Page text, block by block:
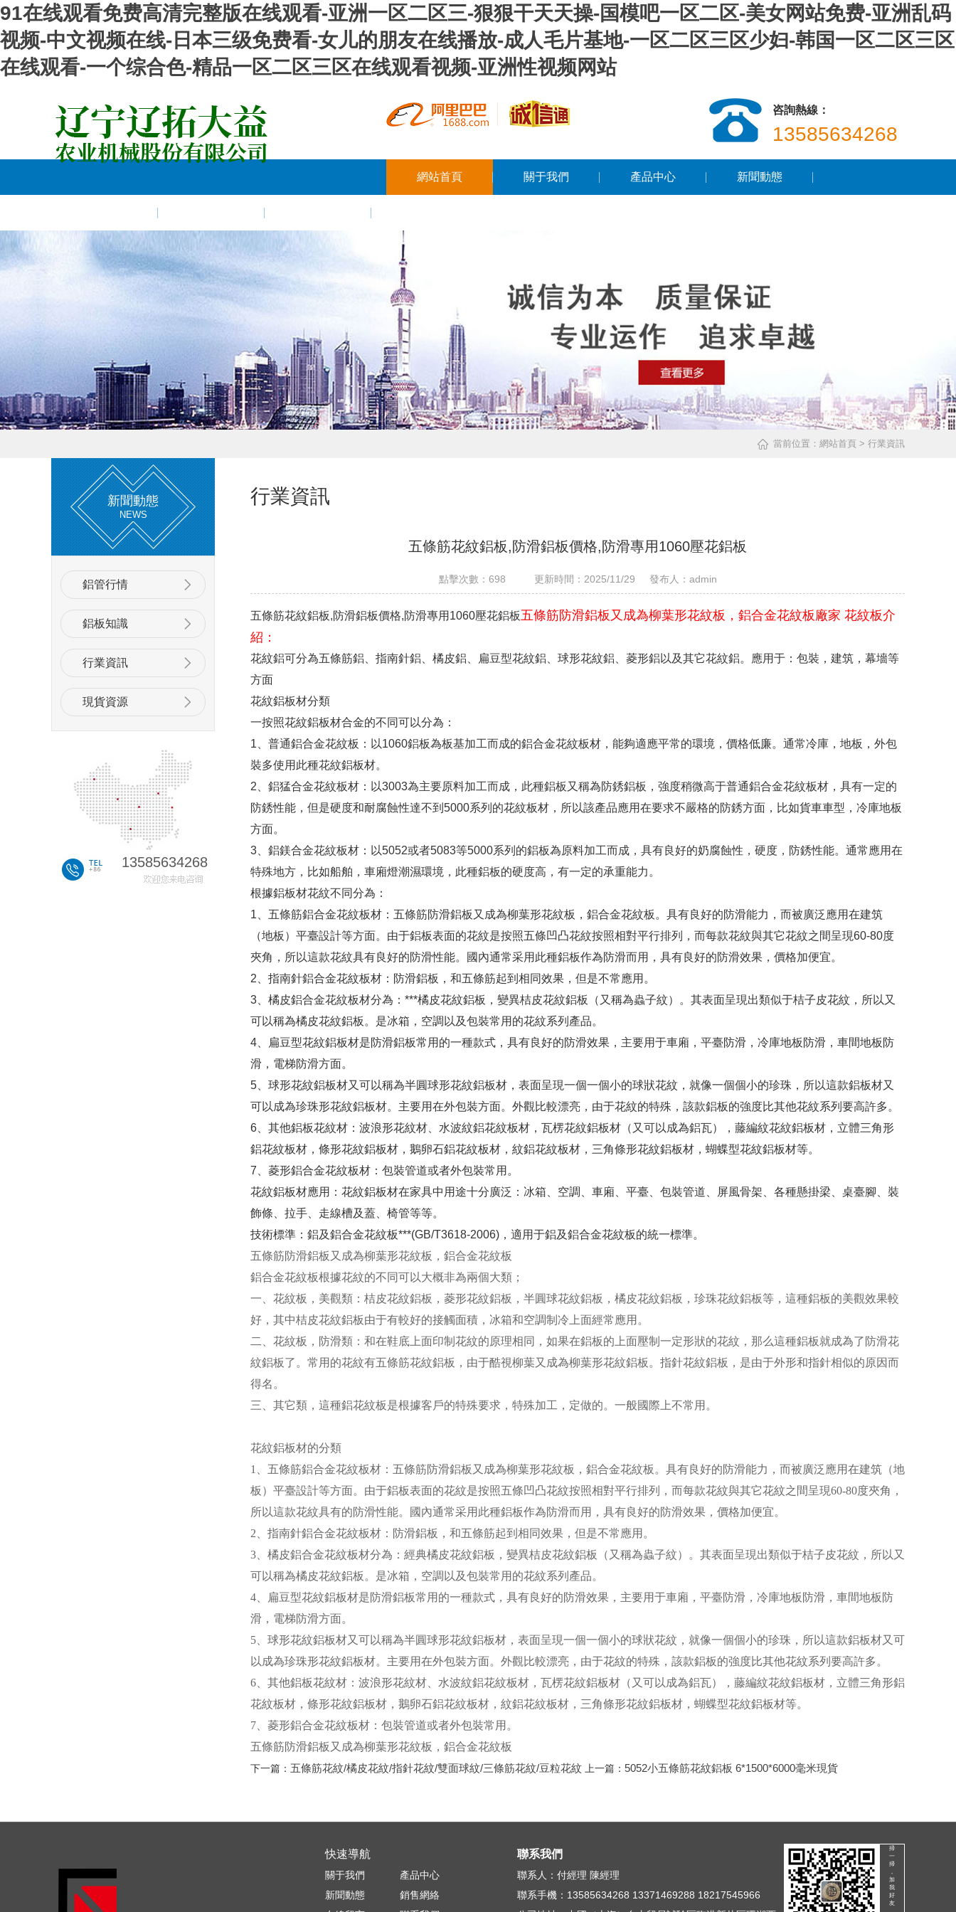
91在线观看免费高清完整版在线观看-亚洲一区二区三-狠狠干天天操-国模吧一区二区-美女网站免费-亚洲乱码
视频-中文视频在线-日本三级免费看-女儿的朋友在线播放-成人毛片基地-一区二区三区少妇-韩国一区二区三区
在线观看-一个综合色-精品一区二区三区在线观看视频-亚洲性视频网站
咨詢熱線：
13585634268
網站首頁 關于我們 產品中心 新聞動態
當前位置： 網站首頁 > 行業資訊
新聞動態
NEWS
鋁管行情
鋁板知識
行業資訊
現貨資源
13585634268
行業資訊
五條筋花紋鋁板,防滑鋁板價格,防滑專用1060壓花鋁板
點擊次數： 698 更新時間：2025/11/29 發布人：admin
五條筋花紋鋁板,防滑鋁板價格,防滑專用1060壓花鋁板五條筋防滑鋁板又成為柳葉形花紋板，鋁合金花紋板廠家 花紋板介
紹：
花紋鋁可分為五條筋鋁、指南針鋁、橘皮鋁、扁豆型花紋鋁、球形花紋鋁、菱形鋁以及其它花紋鋁。應用于：包裝，建筑，幕墻等
方面
花紋鋁板材分類
一按照花紋鋁板材合金的不同可以分為：
1、普通鋁合金花紋板：以1060鋁板為板基加工而成的鋁合金花紋板材，能夠適應平常的環境，價格低廉。通常冷庫，地板，外包
裝多使用此種花紋鋁板材。
2、鋁猛合金花紋板材：以3003為主要原料加工而成，此種鋁板又稱為防銹鋁板，強度稍微高于普通鋁合金花紋板材，具有一定的
防銹性能，但是硬度和耐腐蝕性達不到5000系列的花紋板材，所以該產品應用在要求不嚴格的防銹方面，比如貨車車型，冷庫地板
方面。
3、鋁鎂合金花紋板材：以5052或者5083等5000系列的鋁板為原料加工而成，具有良好的奶腐蝕性，硬度，防銹性能。通常應用在
特殊地方，比如船舶，車廂燈潮濕環境，此種鋁板的硬度高，有一定的承重能力。
根據鋁板材花紋不同分為：
1、五條筋鋁合金花紋板材：五條筋防滑鋁板又成為柳葉形花紋板，鋁合金花紋板。具有良好的防滑能力，而被廣泛應用在建筑
（地板）平臺設計等方面。由于鋁板表面的花紋是按照五條凹凸花紋按照相對平行排列，而每款花紋與其它花紋之間呈現60-80度
夾角，所以這款花紋具有良好的防滑性能。國內通常采用此種鋁板作為防滑而用，具有良好的防滑效果，價格加便宜。
2、指南針鋁合金花紋板材：防滑鋁板，和五條筋起到相同效果，但是不常應用。
3、橘皮鋁合金花紋板材分為：***橘皮花紋鋁板，變異桔皮花紋鋁板（又稱為蟲子紋）。其表面呈現出類似于桔子皮花紋，所以又
可以稱為橘皮花紋鋁板。是冰箱，空調以及包裝常用的花紋系列產品。
4、扁豆型花紋鋁板材是防滑鋁板常用的一種款式，具有良好的防滑效果，主要用于車廂，平臺防滑，冷庫地板防滑，車間地板防
滑，電梯防滑方面。
5、球形花紋鋁板材又可以稱為半圓球形花紋鋁板材，表面呈現一個一個小的球狀花紋，就像一個個小的珍珠，所以這款鋁板材又
可以成為珍珠形花紋鋁板材。主要用在外包裝方面。外觀比較漂亮，由于花紋的特殊，該款鋁板的強度比其他花紋系列要高許多。
6、其他鋁板花紋材：波浪形花紋材、水波紋鋁花紋板材，瓦楞花紋鋁板材（又可以成為鋁瓦），藤編紋花紋鋁板材，立體三角形
鋁花紋板材，條形花紋鋁板材，鵝卵石鋁花紋板材，紋鋁花紋板材，三角條形花紋鋁板材，蝴蝶型花紋鋁板材等。
7、菱形鋁合金花紋板材：包裝管道或者外包裝常用。
花紋鋁板材應用：花紋鋁板材在家具中用途十分廣泛：冰箱、空調、車廂、平臺、包裝管道、屏風骨架、各種懸掛梁、桌臺腳、裝
飾條、拉手、走線槽及蓋、椅管等等。
技術標準：鋁及鋁合金花紋板***(GB/T3618-2006)，適用于鋁及鋁合金花紋板的統一標準。
五條筋防滑鋁板又成為柳葉形花紋板，鋁合金花紋板
鋁合金花紋板根據花紋的不同可以大概非為兩個大類；
一、花紋板，美觀類：桔皮花紋鋁板，菱形花紋鋁板，半圓球花紋鋁板，橘皮花紋鋁板，珍珠花紋鋁板等，這種鋁板的美觀效果較
好，其中桔皮花紋鋁板由于有較好的接觸面積，冰箱和空調制冷上面經常應用。
二、花紋板，防滑類：和在鞋底上面印制花紋的原理相同，如果在鋁板的上面壓制一定形狀的花紋，那么這種鋁板就成為了防滑花
紋鋁板了。常用的花紋有五條筋花紋鋁板，由于酷視柳葉又成為柳葉形花紋鋁板。指針花紋鋁板，是由于外形和指針相似的原因而
得名。
三、其它類，這種鋁花紋板是根據客戶的特殊要求，特殊加工，定做的。一般國際上不常用。
花紋鋁板材的分類
1、五條筋鋁合金花紋板材：五條筋防滑鋁板又成為柳葉形花紋板，鋁合金花紋板。具有良好的防滑能力，而被廣泛應用在建筑（地
板）平臺設計等方面。由于鋁板表面的花紋是按照五條凹凸花紋按照相對平行排列，而每款花紋與其它花紋之間呈現60-80度夾角，
所以這款花紋具有的防滑性能。國內通常采用此種鋁板作為防滑而用，具有良好的防滑效果，價格加便宜。
2、指南針鋁合金花紋板材：防滑鋁板，和五條筋起到相同效果，但是不常應用。
3、橘皮鋁合金花紋板材分為：經典橘皮花紋鋁板，變異桔皮花紋鋁板（又稱為蟲子紋）。其表面呈現出類似于桔子皮花紋，所以又
可以稱為橘皮花紋鋁板。是冰箱，空調以及包裝常用的花紋系列產品。
4、扁豆型花紋鋁板材是防滑鋁板常用的一種款式，具有良好的防滑效果，主要用于車廂，平臺防滑，冷庫地板防滑，車間地板防
滑，電梯防滑方面。
5、球形花紋鋁板材又可以稱為半圓球形花紋鋁板材，表面呈現一個一個小的球狀花紋，就像一個個小的珍珠，所以這款鋁板材又可
以成為珍珠形花紋鋁板材。主要用在外包裝方面。外觀比較漂亮，由于花紋的特殊，該款鋁板的強度比其他花紋系列要高許多。
6、其他鋁板花紋材：波浪形花紋材、水波紋鋁花紋板材，瓦楞花紋鋁板材（又可以成為鋁瓦），藤編紋花紋鋁板材，立體三角形鋁
花紋板材，條形花紋鋁板材，鵝卵石鋁花紋板材，紋鋁花紋板材，三角條形花紋鋁板材，蝴蝶型花紋鋁板材等。
7、菱形鋁合金花紋板材：包裝管道或者外包裝常用。
五條筋防滑鋁板又成為柳葉形花紋板，鋁合金花紋板
下一篇： 五條筋花紋/橘皮花紋/指針花紋/雙面球紋/三條筋花紋/豆粒花紋 上一篇： 5052小五條筋花紋鋁板 6*1500*6000毫米現貨
快速導航
關于我們
產品中心
新聞動態
銷售網絡
聯系我們
聯系人：付經理 陳經理
聯系手機：13585634268 13371469288 18217545966
掃
一
掃
，
加
我
好
友